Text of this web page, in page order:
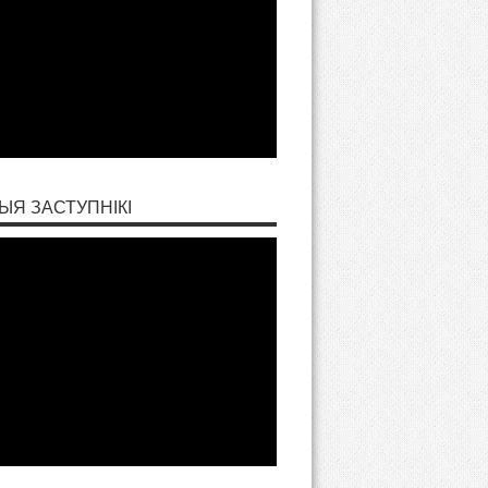
ЗАСТУПНІКІ